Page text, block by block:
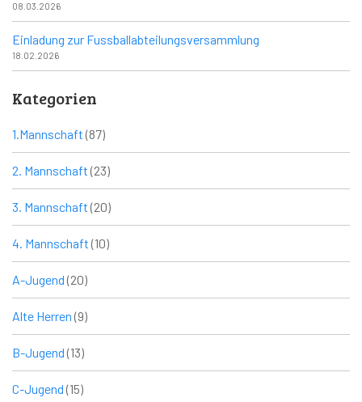
08.03.2026
Einladung zur Fussballabteilungsversammlung
18.02.2026
Kategorien
1.Mannschaft (87)
2. Mannschaft (23)
3. Mannschaft (20)
4. Mannschaft (10)
A-Jugend (20)
Alte Herren (9)
B-Jugend (13)
C-Jugend (15)